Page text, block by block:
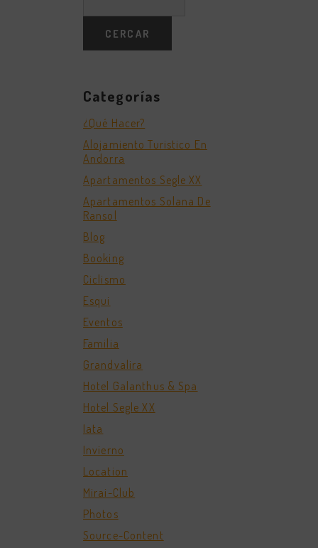
Categorías
¿Qué Hacer?
Alojamiento Turistico En
Andorra
Apartamentos Segle XX
Apartamentos Solana De
Ransol
Blog
Booking
Ciclismo
Esqui
Eventos
Familia
Grandvalira
Hotel Galanthus & Spa
Hotel Segle XX
Iata
Invierno
Location
Mirai-Club
Photos
Source-Content